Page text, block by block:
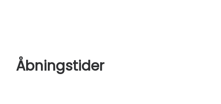
Åbningstider